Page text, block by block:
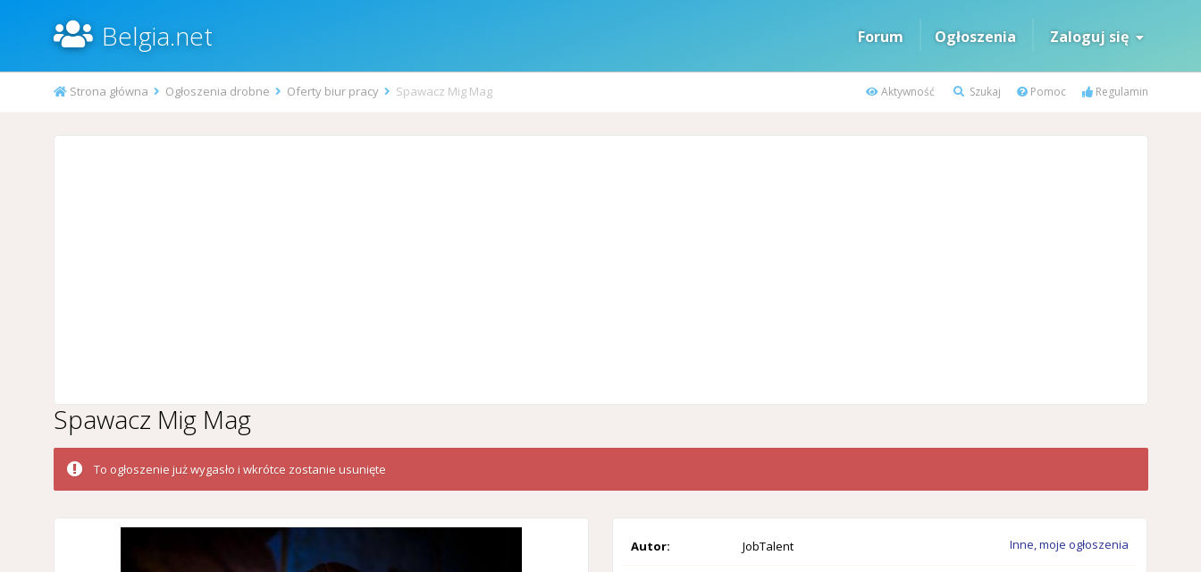
Belgia.net Forum Ogłoszenia Zaloguj się
Aktywność Szukaj Pomoc Regulamin
Strona główna Ogłoszenia drobne Oferty biur pracy Spawacz Mig Mag
Spawacz Mig Mag
To ogłoszenie już wygasło i wkrótce zostanie usunięte
Autor: JobTalent Inne, moje ogłoszenia